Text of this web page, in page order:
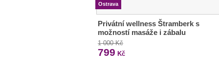
Ostrava
Privátní wellness Štramberk s
možností masáže i zábalu
1 000 Kč
799 Kč